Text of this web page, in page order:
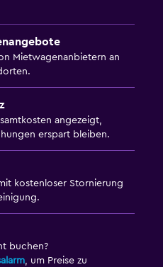
Mietwagenanbietern an
angezeigt,
erspart bleiben.
kostenloser Stornierung
buchen?
, um Preise zu